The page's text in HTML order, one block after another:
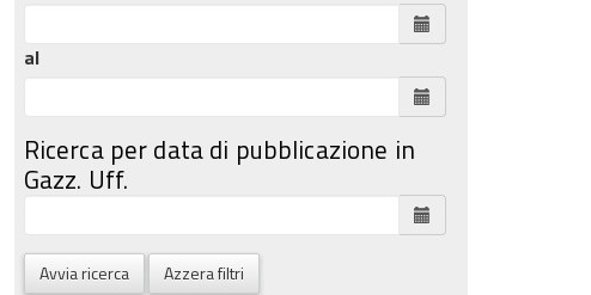
al
Ricerca per data di pubblicazione in
Gazz. Uff.
Avvia ricerca Azzera filtri